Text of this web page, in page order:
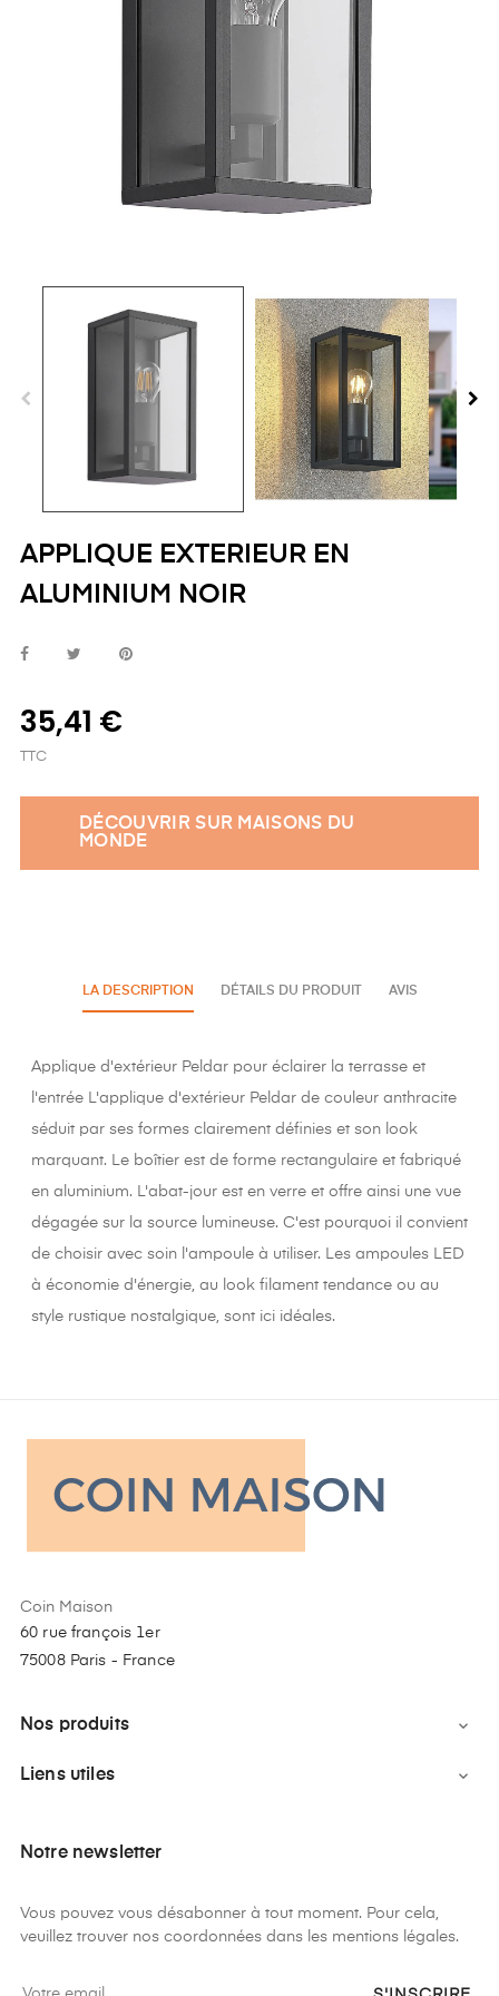
APPLIQUE EXTERIEUR EN
ALUMINIUM NOIR
35,41 €
TTC
DÉCOUVRIR SUR MAISONS DU
MONDE
LA DESCRIPTION DÉTAILS DU PRODUIT AVIS
Applique d'extérieur Peldar pour éclairer la terrasse et
l'entrée L'applique d'extérieur Peldar de couleur anthracite
séduit par ses formes clairement définies et son look
marquant. Le boîtier est de forme rectangulaire et fabriqué
en aluminium. L'abat-jour est en verre et offre ainsi une vue
dégagée sur la source lumineuse. C'est pourquoi il convient
de choisir avec soin l'ampoule à utiliser. Les ampoules LED
à économie d'énergie, au look filament tendance ou au
style rustique nostalgique, sont ici idéales.
Coin Maison
60 rue françois 1er
75008 Paris - France
Nos produits 
Liens utiles 
Notre newsletter
Vous pouvez vous désabonner à tout moment. Pour cela,
veuillez trouver nos coordonnées dans les mentions légales.